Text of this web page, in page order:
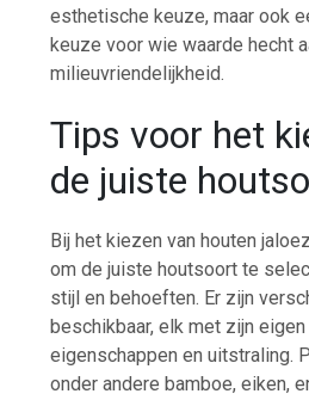
esthetische keuze, maar ook
keuze voor wie waarde hecht
milieuvriendelijkheid.
Tips voor het
de juiste
Bij het kiezen van houten
om de juiste houtsoort te
stijl en behoeften. Er zijn
beschikbaar, elk met zijn eigen
eigenschappen en uitstraling.
onder andere bamboe, eiken,